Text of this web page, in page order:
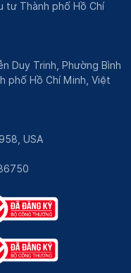
tư Thành phố Hồ Chí
Duy Trinh, Phường Bình
phố Hồ Chí Minh, Việt
USA